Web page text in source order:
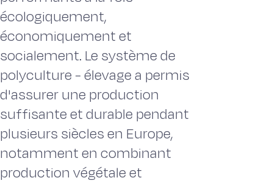
écologiquement,
économiquement et
socialement. Le système de
polyculture - élevage a permis
d'assurer une production
suffisante et durable pendant
plusieurs siècles en Europe,
notamment en combinant
production végétale et